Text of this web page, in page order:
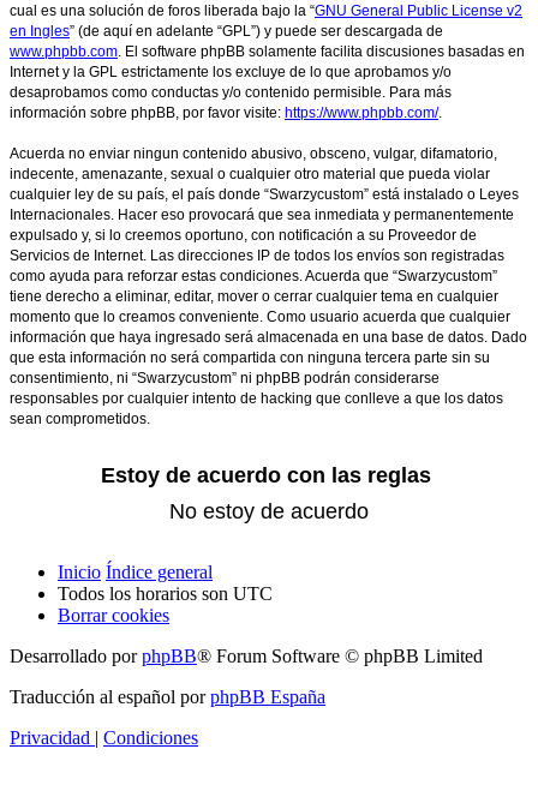
cual es una solución de foros liberada bajo la “GNU General Public License v2
en Ingles” (de aquí en adelante “GPL”) y puede ser descargada de
www.phpbb.com. El software phpBB solamente facilita discusiones basadas en
Internet y la GPL estrictamente los excluye de lo que aprobamos y/o
desaprobamos como conductas y/o contenido permisible. Para más
información sobre phpBB, por favor visite: https://www.phpbb.com/.
Acuerda no enviar ningun contenido abusivo, obsceno, vulgar, difamatorio,
indecente, amenazante, sexual o cualquier otro material que pueda violar
cualquier ley de su país, el país donde “Swarzycustom” está instalado o Leyes
Internacionales. Hacer eso provocará que sea inmediata y permanentemente
expulsado y, si lo creemos oportuno, con notificación a su Proveedor de
Servicios de Internet. Las direcciones IP de todos los envíos son registradas
como ayuda para reforzar estas condiciones. Acuerda que “Swarzycustom”
tiene derecho a eliminar, editar, mover o cerrar cualquier tema en cualquier
momento que lo creamos conveniente. Como usuario acuerda que cualquier
información que haya ingresado será almacenada en una base de datos. Dado
que esta información no será compartida con ninguna tercera parte sin su
consentimiento, ni “Swarzycustom” ni phpBB podrán considerarse
responsables por cualquier intento de hacking que conlleve a que los datos
sean comprometidos.
Inicio Índice general
Todos los horarios son UTC
Borrar cookies
Desarrollado porphpBB® Forum Software © phpBB Limited
Traducción al español porphpBB España
Privacidad | Condiciones